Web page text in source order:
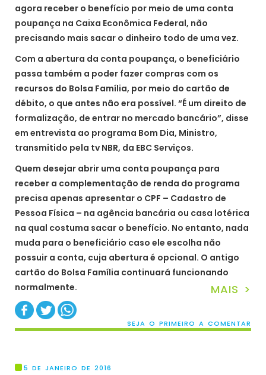
agora receber o benefício por meio de uma conta
poupança na Caixa Econômica Federal, não
precisando mais sacar o dinheiro todo de uma vez.
Com a abertura da conta poupança, o beneficiário
passa também a poder fazer compras com os
recursos do Bolsa Família, por meio do cartão de
débito, o que antes não era possível. “É um direito de
formalização, de entrar no mercado bancário”, disse
em entrevista ao programa Bom Dia, Ministro,
transmitido pela tv NBR, da EBC Serviços.
Quem desejar abrir uma conta poupança para
receber a complementação de renda do programa
precisa apenas apresentar o CPF – Cadastro de
Pessoa Física – na agência bancária ou casa lotérica
na qual costuma sacar o benefício. No entanto, nada
muda para o beneficiário caso ele escolha não
possuir a conta, cuja abertura é opcional. O antigo
cartão do Bolsa Família continuará funcionando
normalmente.
MAIS >
SEJA O PRIMEIRO A COMENTAR
5 DE JANEIRO DE 2016